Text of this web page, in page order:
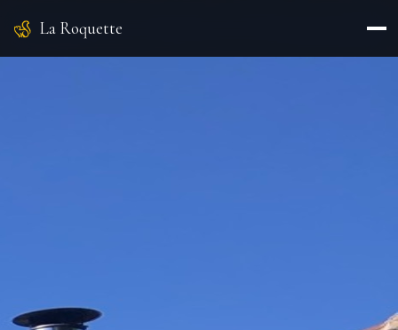
La Roquette